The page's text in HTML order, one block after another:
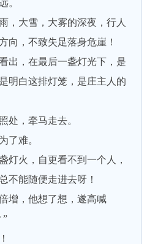
。
大雪，大雾的深夜，行人
向，不致失足落身危崖！
，在最后一盏灯光下，是
明白这排灯笼，是庄主人的
，牵马走去。
难。
火，自更看不到一个人，
不能随便走进去呀！
，他想了想，遂高喊
”